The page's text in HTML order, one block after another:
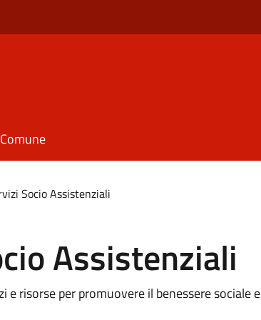
Socio Assistenziali
Assistenziali
risorse per promuovere il benessere sociale e